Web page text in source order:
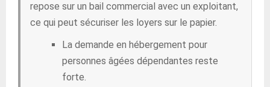
repose sur un bail commercial avec un exploitant,
ce qui peut sécuriser les loyers sur le papier.
La demande en hébergement pour
personnes âgées dépendantes reste
forte.